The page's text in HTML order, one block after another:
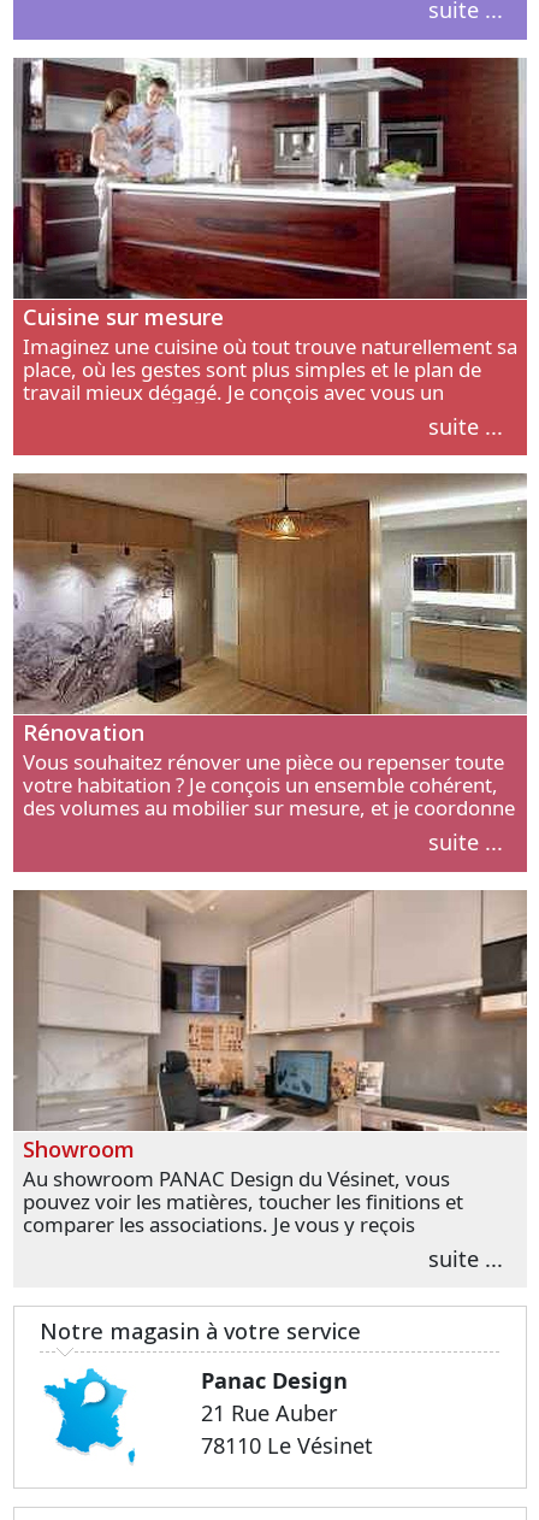
suite ...
Cuisine sur mesure
Imaginez une cuisine où tout trouve naturellement sa
place, où les gestes sont plus simples et le plan de
travail mieux dégagé. Je conçois avec vous un
aménagement adapté à votre manière de cuisiner, de
suite ...
Rénovation
Vous souhaitez rénover une pièce ou repenser toute
votre habitation ? Je conçois un ensemble cohérent,
des volumes au mobilier sur mesure, et je coordonne
suite ...
Showroom
Au showroom PANAC Design du Vésinet, vous
pouvez voir les matières, toucher les finitions et
comparer les associations. Je vous y reçois
personnellement pour parler de votre projet et
transformer vos premières idées en choix plussuite ...
Notre magasin à votre service
Panac Design
21 Rue Auber
78110 Le Vésinet